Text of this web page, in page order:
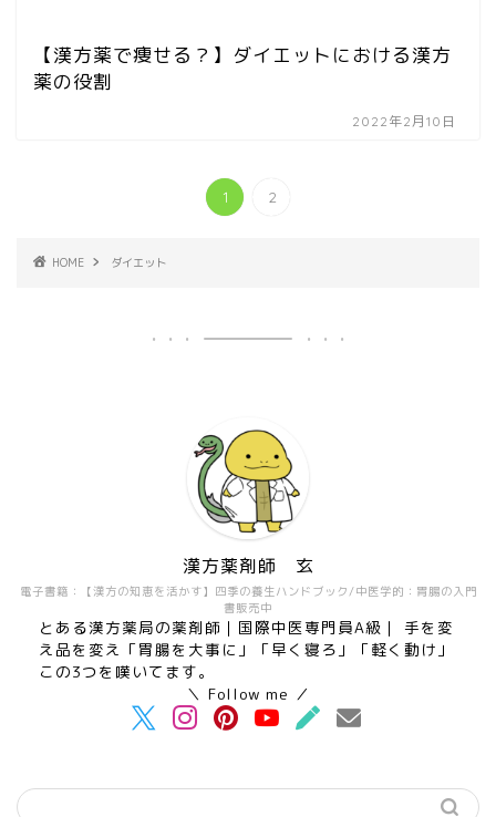
【漢方薬で痩せる？】ダイエットにおける漢方
薬の役割
2022年2月10日
1 2
HOME ダイエット
電子書籍：【漢方の知恵を活かす】四季の養生ハンドブック/中医学的：胃腸の入門
書販売中
漢方薬剤師 玄
とある漢方薬局の薬剤師｜国際中医専門員A級｜ 手を変
え品を変え「胃腸を大事に」「早く寝ろ」「軽く動け」
この3つを嘆いてます。
＼ Follow me ／